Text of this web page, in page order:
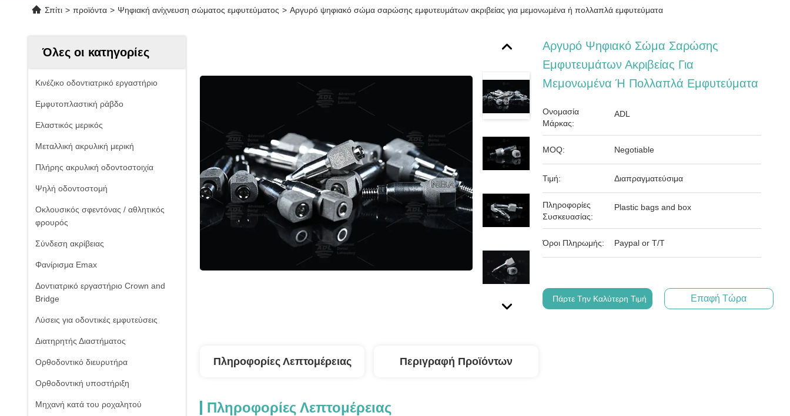
Σπίτι > προϊόντα > Ψηφιακή ανίχνευση σώματος εμφυτεύματος > Αργυρό ψηφιακό σώμα σαρώσης εμφυτευμάτων ακριβείας για μεμονωμένα ή πολλαπλά εμφυτεύματα
Όλες οι κατηγορίες
Κινέζικο οδοντιατρικό εργαστήριο
Εμφυτοπλαστική ράβδο
Ελαστικός μερικός
Μεταλλική ακρυλική μερική
Πλήρης ακρυλική οδοντοστοιχία
Ψηλή οδοντοστομή
Οκλουσικός σφεντόνας / αθλητικός
φρουρός
Σύνδεση ακρίβειας
Φανίρισμα Emax
Δοντιατρικό εργαστήριο Crown and
Bridge
Λύσεις για οδοντικές εμφυτεύσεις
Διατηρητής Διαστήματος
Ορθοδοντικό διευρυτήρα
Ορθοδοντική υποστήριξη
Μηχανή κατά του ροχαλητού
Αργυρό Ψηφιακό Σώμα Σαρώσης
Εμφυτευμάτων Ακριβείας Για
Μεμονωμένα Ή Πολλαπλά Εμφυτεύματα
Ονομασία
Μάρκας:
ADL
MOQ: Negotiable
Τιμή: Διαπραγματεύσιμα
Πληροφορίες
Συσκευασίας:
Plastic bags and box
Όροι Πληρωμής: Paypal or T/T
Πάρτε Την Καλύτερη Τιμή Επαφή Τώρα
Πληροφορίες Λεπτομέρειας Περιγραφή Προϊόντων
Πληροφορίες Λεπτομέρειας